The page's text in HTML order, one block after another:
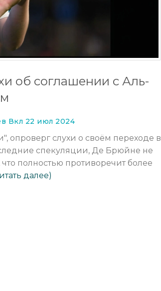
об соглашении с Аль-
Вкл 22 июл 2024
опроверг слухи о своём переходе в
спекуляции, Де Брюйне не
полностью противоречит более
далее)